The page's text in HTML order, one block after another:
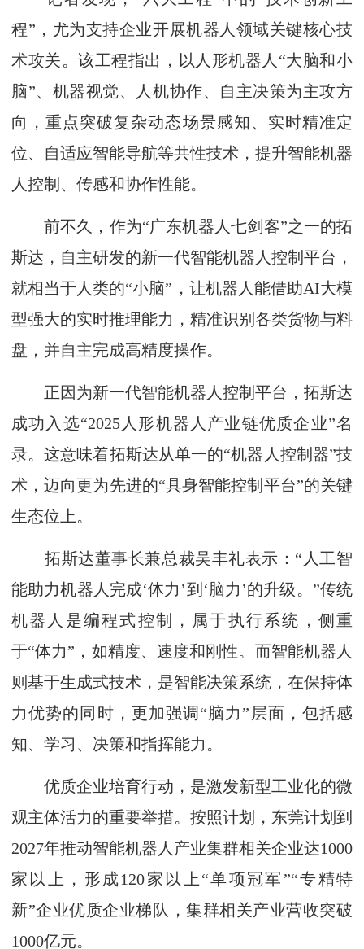
程”，尤为支持企业开展机器人领域关键核心技
术攻关。该工程指出，以人形机器人“大脑和小
脑”、机器视觉、人机协作、自主决策为主攻方
向，重点突破复杂动态场景感知、实时精准定
位、自适应智能导航等共性技术，提升智能机器
人控制、传感和协作性能。
前不久，作为“广东机器人七剑客”之一的拓
斯达，自主研发的新一代智能机器人控制平台，
就相当于人类的“小脑”，让机器人能借助AI大模
型强大的实时推理能力，精准识别各类货物与料
盘，并自主完成高精度操作。
正因为新一代智能机器人控制平台，拓斯达
成功入选“2025人形机器人产业链优质企业”名
录。这意味着拓斯达从单一的“机器人控制器”技
术，迈向更为先进的“具身智能控制平台”的关键
生态位上。
拓斯达董事长兼总裁吴丰礼表示：“人工智
能助力机器人完成‘体力’到‘脑力’的升级。”传统
机器人是编程式控制，属于执行系统，侧重
于“体力”，如精度、速度和刚性。而智能机器人
则基于生成式技术，是智能决策系统，在保持体
力优势的同时，更加强调“脑力”层面，包括感
知、学习、决策和指挥能力。
优质企业培育行动，是激发新型工业化的微
观主体活力的重要举措。按照计划，东莞计划到
2027年推动智能机器人产业集群相关企业达1000
家以上，形成120家以上“单项冠军”“专精特
新”企业优质企业梯队，集群相关产业营收突破
1000亿元。